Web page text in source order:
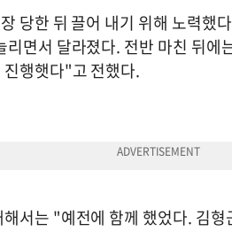
당한 뒤 끌어 내기 위해 노력했
면서 달라졌다. 전반 마친 뒤
행햇다"고 전했다.
서는 "예전에 함께 했었다. 김